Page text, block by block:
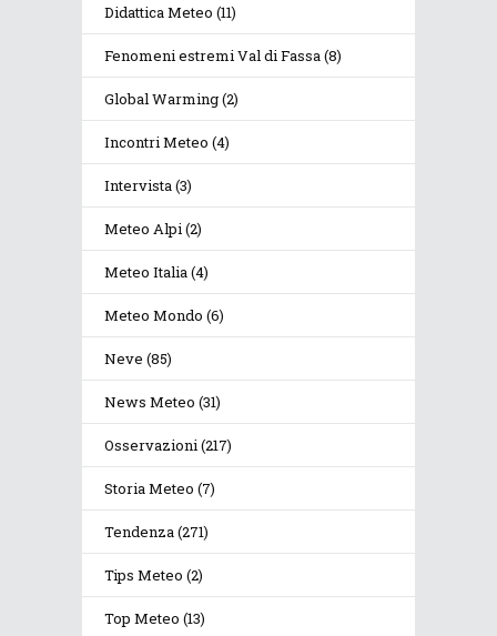
Didattica Meteo (11)
Fenomeni estremi Val di Fassa(8)
Global Warming(2)
Incontri Meteo (4)
Intervista(3)
Meteo Alpi(2)
Meteo Italia(4)
Meteo Mondo (6)
Neve (85)
News Meteo (31)
Osservazioni(217)
Storia Meteo (7)
Tendenza(271)
Tips Meteo (2)
Top Meteo (13)